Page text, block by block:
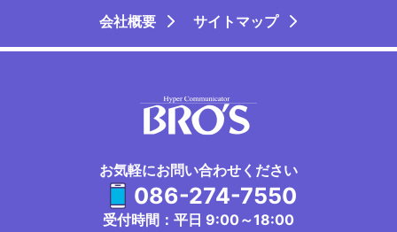
会社概要 サイトマップ
お気軽にお問い合わせください
086-274-7550
受付時間：平日 9:00～18:00